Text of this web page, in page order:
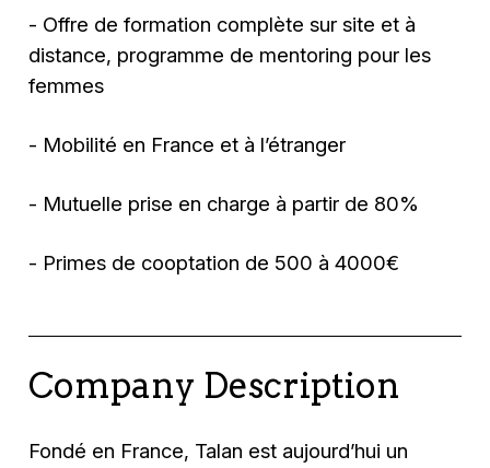
- Offre de formation complète sur site et à
distance, programme de mentoring pour les
femmes
- Mobilité en France et à l’étranger
- Mutuelle prise en charge à partir de 80%
- Primes de cooptation de 500 à 4000€
Company Description
Fondé en France, Talan est aujourd’hui un